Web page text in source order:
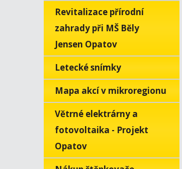
Revitalizace přírodní
zahrady při MŠ Běly
Jensen Opatov
Letecké snímky
Mapa akcí v mikroregionu
Větrné elektrárny a
fotovoltaika - Projekt
Opatov